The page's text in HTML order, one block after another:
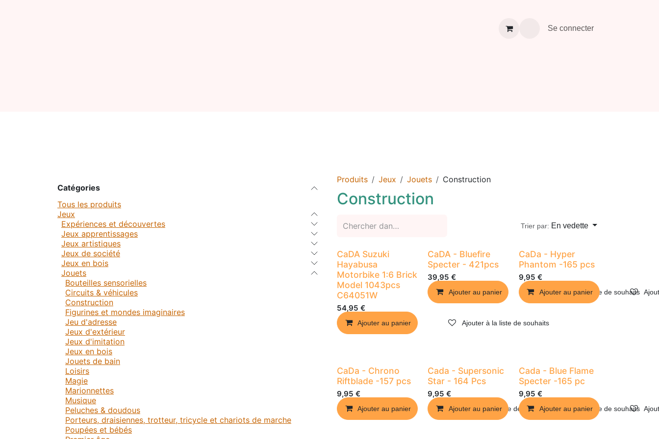
Contact Se connecter
Catégories
Tous les produits
Jeux
Expériences et découvertes
Jeux apprentissages
Jeux artistiques
Jeux de société
Jeux en bois
Jouets
Bouteilles sensorielles
Circuits & véhicules
Construction
Figurines et mondes imaginaires
Jeu d'adresse
Jeux d'extérieur
Jeux d'imitation
Jeux en bois
Jouets de bain
Loisirs
Magie
Marionnettes
Musique
Peluches & doudous
Porteurs, draisiennes, trotteur, tricycle et chariots de marche
Poupées et bébés
Produits Jeux Jouets Construction
Construction
Trier par: En vedette
CaDA Suzuki
Hayabusa
Motorbike 1:6 Brick
Model 1043pcs
C64051W
54,95 €
Ajouter au panier Ajouter à la liste de souhaits
CaDA - Bluefire
Specter - 421pcs
39,95 €
Ajouter au panier Ajouter à la liste de souhaits
CaDa - Hyper
Phantom -165 pcs
9,95 €
Ajouter au panier
CaDa - Chrono
Riftblade -157 pcs
9,95 €
Ajouter au panier Ajouter à la liste de souhaits
Cada - Supersonic
Star - 164 Pcs
9,95 €
Ajouter au panier Ajouter à la liste de souhaits
Cada - Blue Flame
Specter -165 pc
9,95 €
Ajouter au panier